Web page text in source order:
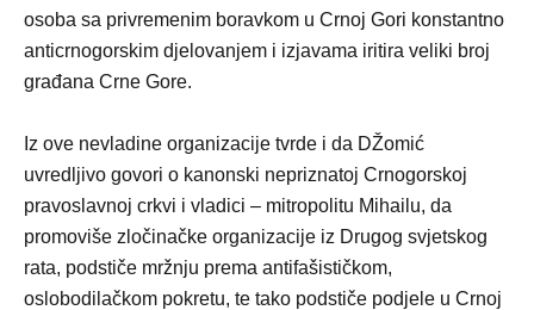
osoba sa privremenim boravkom u Crnoj Gori konstantno
anticrnogorskim djelovanjem i izjavama iritira veliki broj
građana Crne Gore.
Iz ove nevladine organizacije tvrde i da DŽomić
uvredljivo govori o kanonski nepriznatoj Crnogorskoj
pravoslavnoj crkvi i vladici – mitropolitu Mihailu, da
promoviše zločinačke organizacije iz Drugog svjetskog
rata, podstiče mržnju prema antifašističkom,
oslobodilačkom pokretu, te tako podstiče podjele u Crnoj